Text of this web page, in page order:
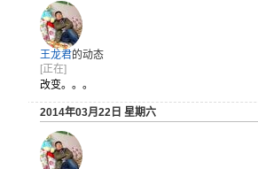
王龙君的动态
[正在]
改变。。。
2014年03月22日 星期六